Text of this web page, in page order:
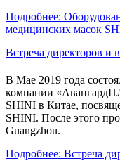
Подробнее:
медицинских масок
Встреча директоров и
В Мае 2019 года
компании
SHINI в Китае,
SHINI. После этого
Guangzhou.
Подробнее: Встреча